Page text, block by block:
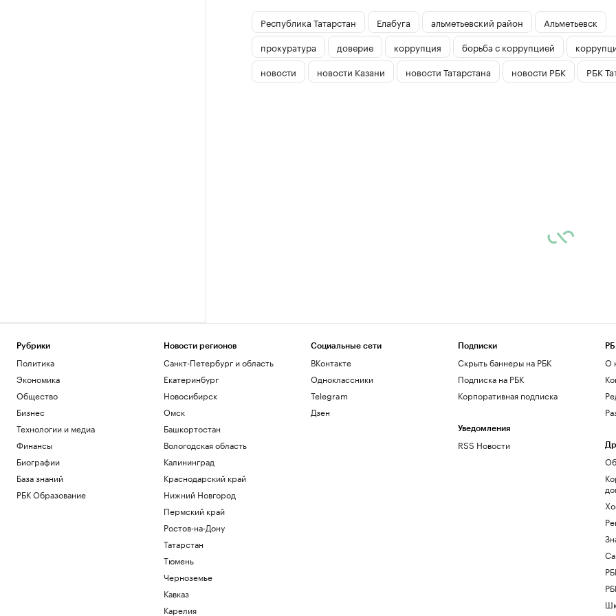
Республика Татарстан Елабуга альметьевский район
Альметьевск
прокуратура
доверие коррупция борьба с коррупцией
новости
новости Казани новости Татарстана новости РБК РБК
Рубрики
Политика
Экономика
Общество
Бизнес
Технологии и медиа
Финансы
Биографии
База знаний
РБК Образование
Новости регионов
Санкт-Петербург и область
Екатеринбург
Новосибирск
Омск
Башкортостан
Вологодская область
Калининград
Краснодарский край
Нижний Новгород
Пермский край
Ростов-на-Дону
Татарстан
Тюмень
Черноземье
Кавказ
Карелия
Социальные сети
ВКонтакте
Одноклассники
Telegram
Дзен
Подписки
Скрыть баннеры на РБК
Подписка на РБК
Корпоративная подписка
Уведомления
RSS Новости
О